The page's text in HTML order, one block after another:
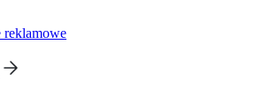
reklamowe